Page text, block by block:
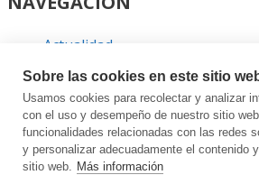
Actualidad
Podcast
Entrevistas
Eventos
ENLACES
Sobre las cookies en este sitio
Usamos cookies para recolectar y analizar
con el uso y desempeño de nuestro sitio
funcionalidades relacionadas con las redes
y personalizar adecuadamente el contenido
sitio web. Más información